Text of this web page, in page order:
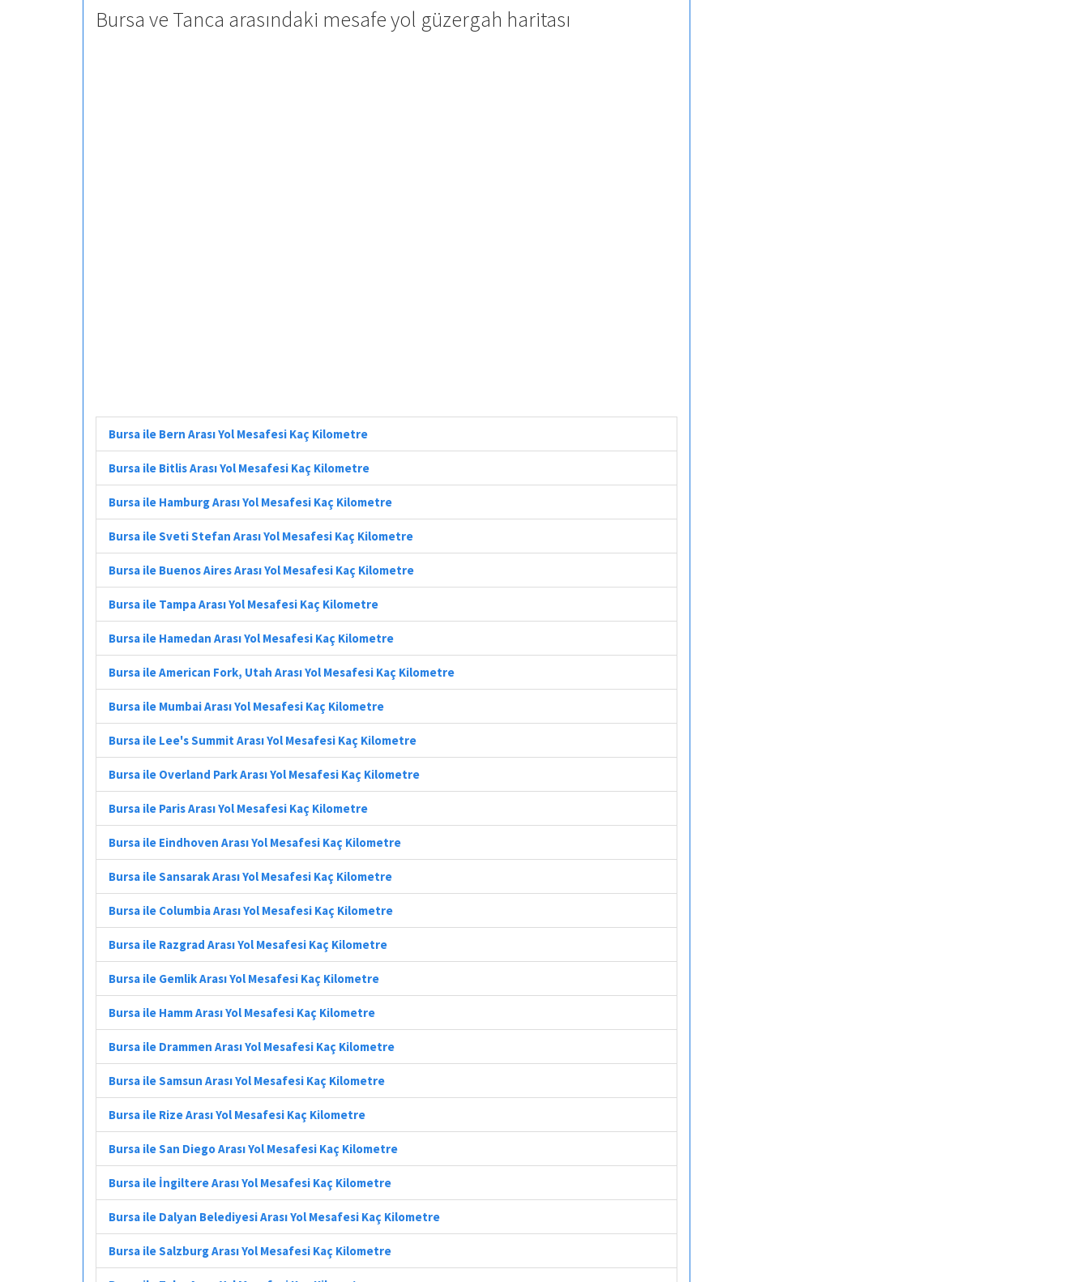
Bursa ve Tanca arasındaki mesafe yol güzergah haritası
Bursa ile Bern Arası Yol Mesafesi Kaç Kilometre
Bursa ile Bitlis Arası Yol Mesafesi Kaç Kilometre
Bursa ile Hamburg Arası Yol Mesafesi Kaç Kilometre
Bursa ile Sveti Stefan Arası Yol Mesafesi Kaç Kilometre
Bursa ile Buenos Aires Arası Yol Mesafesi Kaç Kilometre
Bursa ile Tampa Arası Yol Mesafesi Kaç Kilometre
Bursa ile Hamedan Arası Yol Mesafesi Kaç Kilometre
Bursa ile American Fork, Utah Arası Yol Mesafesi Kaç Kilometre
Bursa ile Mumbai Arası Yol Mesafesi Kaç Kilometre
Bursa ile Lee's Summit Arası Yol Mesafesi Kaç Kilometre
Bursa ile Overland Park Arası Yol Mesafesi Kaç Kilometre
Bursa ile Paris Arası Yol Mesafesi Kaç Kilometre
Bursa ile Eindhoven Arası Yol Mesafesi Kaç Kilometre
Bursa ile Sansarak Arası Yol Mesafesi Kaç Kilometre
Bursa ile Columbia Arası Yol Mesafesi Kaç Kilometre
Bursa ile Razgrad Arası Yol Mesafesi Kaç Kilometre
Bursa ile Gemlik Arası Yol Mesafesi Kaç Kilometre
Bursa ile Hamm Arası Yol Mesafesi Kaç Kilometre
Bursa ile Drammen Arası Yol Mesafesi Kaç Kilometre
Bursa ile Samsun Arası Yol Mesafesi Kaç Kilometre
Bursa ile Rize Arası Yol Mesafesi Kaç Kilometre
Bursa ile San Diego Arası Yol Mesafesi Kaç Kilometre
Bursa ile İngiltere Arası Yol Mesafesi Kaç Kilometre
Bursa ile Dalyan Belediyesi Arası Yol Mesafesi Kaç Kilometre
Bursa ile Salzburg Arası Yol Mesafesi Kaç Kilometre